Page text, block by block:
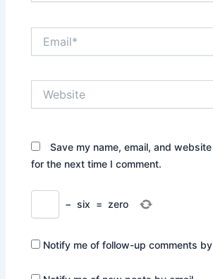
Save my name, email, and
for the next time I comment.
− six = zero
Notify me of follow-up comments by